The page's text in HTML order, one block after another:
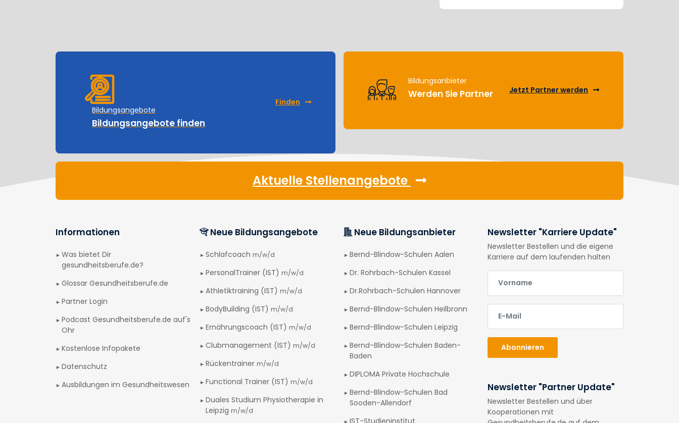
Bildungsangebote
Bildungsangebote finden
Finden
Bildungsanbieter
Werden Sie Partner Jetzt Partner werden
Aktuelle Stellenangebote
Informationen
Was bietet Dir
gesundheitsberufe.de?
Glossar Gesundheitsberufe.de
Partner Login
Podcast Gesundheitsberufe.de auf's
Ohr
Kostenlose Infopakete
Datenschutz
Ausbildungen im Gesundheitswesen
Neue Bildungsangebote
Schlafcoach m/w/d
PersonalTrainer (IST) m/w/d
Athletiktraining (IST) m/w/d
BodyBuilding (IST) m/w/d
Ernährungscoach (IST) m/w/d
Clubmanagement (IST) m/w/d
Rückentrainer m/w/d
Functional Trainer (IST) m/w/d
Duales Studium Physiotherapie in
Leipzig m/w/d
Neue Bildungsanbieter
Bernd-Blindow-Schulen Aalen
Dr. Rohrbach-Schulen Kassel
Dr.Rohrbach-Schulen Hannover
Bernd-Blindow-Schulen Heilbronn
Bernd-Blindow-Schulen Leipzig
Bernd-Blindow-Schulen Baden-
Baden
DIPLOMA Private Hochschule
Bernd-Blindow-Schulen Bad
Sooden-Allendorf
IST-Studieninstitut
Newsletter "Karriere Update"
Newsletter Bestellen und die eigene
Karriere auf dem laufenden halten
E-Mail
E-Mail
Abonnieren
Newsletter "Partner Update"
Newsletter Bestellen und über
Kooperationen mit